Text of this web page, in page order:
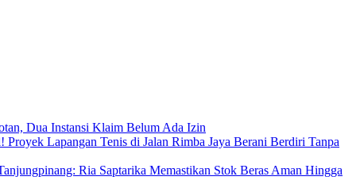
Dua Instansi Klaim Belum Ada Izin
Proyek Lapangan Tenis di Jalan Rimba Jaya Berani Berdiri Tanpa
Ria Saptarika Memastikan Stok Beras Aman Hingga